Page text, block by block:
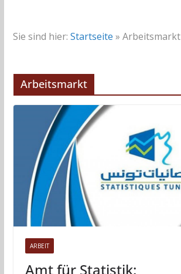
Sie sind hier: Startseite » Arbeitsmarkt
Arbeitsmarkt
ARBEIT
Amt für Statistik: